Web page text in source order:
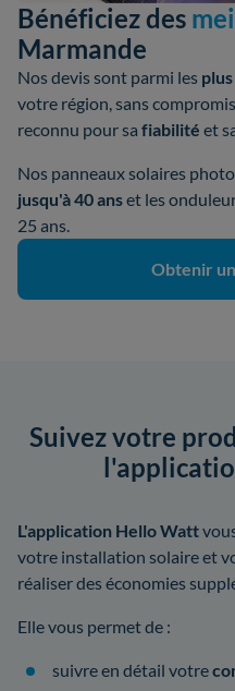
Bénéficiez des
Marmande
Nos devis sont parmi les
votre région, sans
reconnu pour sa fiabilité et
Nos panneaux solaires
jusqu'à 40 anset les
25 ans.
Obtenir
Suivez votre
L'application Hello Watt
votre installation solaire et
réaliser des économies
Elle vous permet de :
suivre en détail votre